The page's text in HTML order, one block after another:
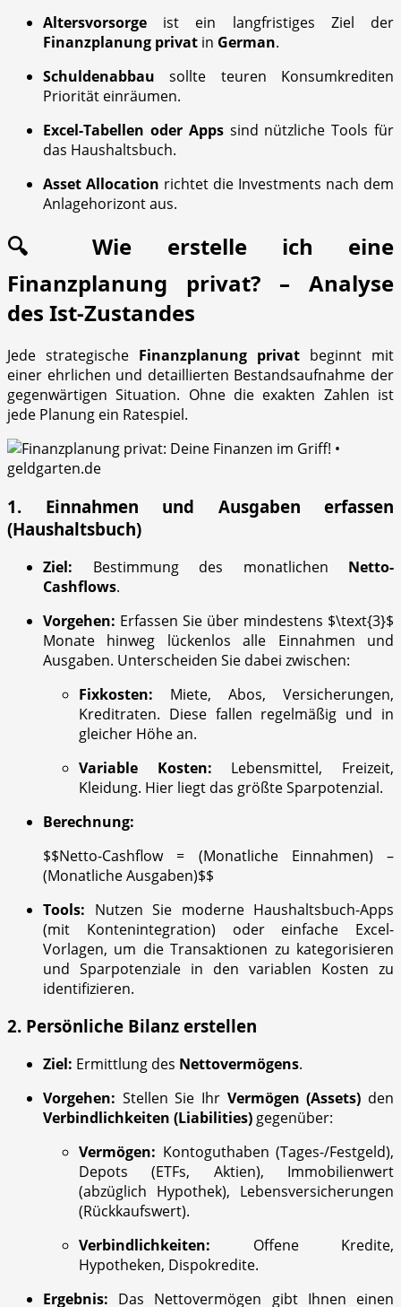
Altersvorsorge ist ein langfristiges Ziel der
Finanzplanung privat in German.
Schuldenabbau sollte teuren Konsumkrediten
Priorität einräumen.
Excel-Tabellen oder Appssind nützliche Tools für
das Haushaltsbuch.
Asset Allocation richtet die Investments nach dem
Anlagehorizont aus.
🔍 Wie erstelle ich eine
Finanzplanung privat? – Analyse
des Ist-Zustandes
Jede strategische Finanzplanung privat beginnt mit
einer ehrlichen und detaillierten Bestandsaufnahme der
gegenwärtigen Situation. Ohne die exakten Zahlen ist
jede Planung ein Ratespiel.
1. Einnahmen und Ausgaben erfassen
(Haushaltsbuch)
Ziel: Bestimmung des monatlichen Netto-
Cashflows.
Vorgehen: Erfassen Sie über mindestens $\text{3}$
Monate hinweg lückenlos alle Einnahmen und
Ausgaben. Unterscheiden Sie dabei zwischen:
Fixkosten: Miete, Abos, Versicherungen,
Kreditraten. Diese fallen regelmäßig und in
gleicher Höhe an.
Variable Kosten: Lebensmittel, Freizeit,
Kleidung. Hier liegt das größte Sparpotenzial.
Berechnung:
$$Netto-Cashflow = (Monatliche Einnahmen) –
(Monatliche Ausgaben)$$
Tools: Nutzen Sie moderne Haushaltsbuch-Apps
(mit Kontenintegration) oder einfache Excel-
Vorlagen, um die Transaktionen zu kategorisieren
und Sparpotenziale in den variablen Kosten zu
identifizieren.
2. Persönliche Bilanz erstellen
Ziel: Ermittlung des Nettovermögens.
Vorgehen: Stellen Sie Ihr Vermögen (Assets) den
Verbindlichkeiten (Liabilities) gegenüber:
Vermögen: Kontoguthaben (Tages-/Festgeld),
Depots (ETFs, Aktien), Immobilienwert
(abzüglich Hypothek), Lebensversicherungen
(Rückkaufswert).
Verbindlichkeiten: Offene Kredite,
Hypotheken, Dispokredite.
Ergebnis: Das Nettovermögen gibt Ihnen einen